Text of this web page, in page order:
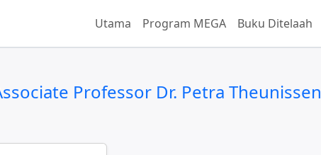
Utama Program MEGA Buku Ditelaah
Professor Dr. Petra Theunissen